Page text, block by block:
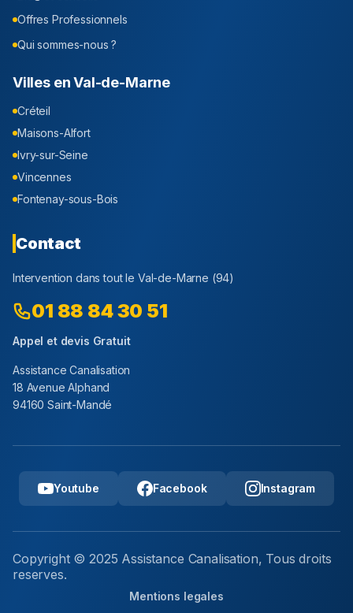
Offres Professionnels
Qui sommes-nous ?
Villes enVal-de-Marne
Créteil
Maisons-Alfort
Ivry-sur-Seine
Vincennes
Fontenay-sous-Bois
Contact
Intervention dans tout le Val-de-Marne (94)
01 88 84 30 51
Appel et devis Gratuit
Assistance Canalisation
18 Avenue Alphand
94160 Saint-Mandé
Youtube Facebook Instagram
Copyright © 2025 Assistance Canalisation, Tous droits
reserves.
Mentions legales